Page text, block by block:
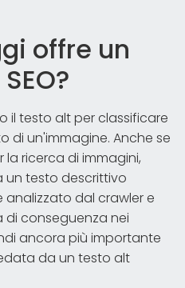
offre un
il testo alt per classificare
di un'immagine. Anche se
ricerca di immagini,
testo descrittivo
analizzato dal crawler e
di conseguenza nei
ancora più importante
da un testo alt